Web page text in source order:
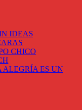
IDEAS
CHICO
ES UN